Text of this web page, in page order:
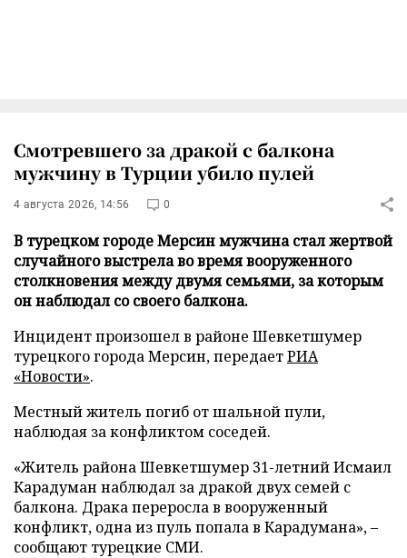
Смотревшего за дракой с балкона
мужчину в Турции убило пулей
4 августа 2026, 14:56 0
В турецком городе Мерсин мужчина стал жертвой
случайного выстрела во время вооруженного
столкновения между двумя семьями, за которым
он наблюдал со своего балкона.
Инцидент произошел в районе Шевкетшумер
турецкого города Мерсин, передаетРИА
«Новости».
Местный житель погиб от шальной пули,
наблюдая за конфликтом соседей.
«Житель района Шевкетшумер 31-летний Исмаил
Карадуман наблюдал за дракой двух семей с
балкона. Драка переросла в вооруженный
конфликт, одна из пуль попала в Карадумана», –
сообщают турецкие СМИ.